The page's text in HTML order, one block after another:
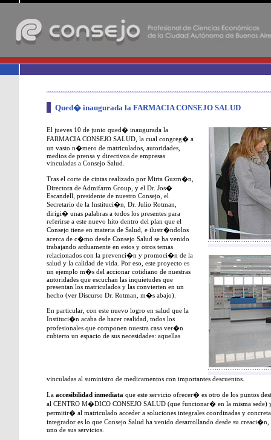
Qued� inaugurada la FARMACIA CONSEJO SALUD
El jueves 10 de junio qued� inaugurada la
FARMACIA CONSEJO SALUD, la cual congreg� a
un vasto n�mero de matriculados, autoridades,
medios de prensa y directivos de empresas
vinculadas a Consejo Salud.
Tras el corte de cintas realizado por Mirta Guzm�n,
Directora de Admifarm Group, y el Dr. Jos�
Escandell, presidente de nuestro Consejo, el
Secretario de la Instituci�n, Dr. Julio Rotman,
dirigi� unas palabras a todos los presentes para
referirse a este nuevo hito dentro del plan que el
Consejo tiene en materia de Salud, e ilustr�ndolos
acerca de c�mo desde Consejo Salud se ha venido
trabajando arduamente en estos y otros temas
relacionados con la prevenci�n y promoci�n de la
salud y la calidad de vida. Por eso, este proyecto es
un ejemplo m�s del accionar cotidiano de nuestras
autoridades que escuchan las inquietudes que
presentan los matriculados y las convierten en un
hecho (ver Discurso Dr. Rotman, m�s abajo).
En particular, con este nuevo logro en salud que la
Instituci�n acaba de hacer realidad, todos los
profesionales que componen nuestra casa ver�n
cubierto un espacio de sus necesidades: aquellas
vinculadas al suministro de medicamentos con importantes descuentos.
La accesibilidad inmediata que este servicio ofrecer� es otro de los puntos
al CENTRO M�DICO CONSEJO SALUD (que funcionar� en la misma sede)
permitir� al matriculado acceder a soluciones integrales coordinadas y
integrador es lo que Consejo Salud ha venido desarrollando desde su
uno de sus servicios.